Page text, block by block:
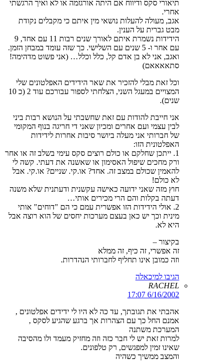
תיאורי סקס ודיווח אם היתה אורגזמה או לא ואיך הרגשתי
אחרי.
אגב, מעולה להעלות נושאי מין איתם כי מקבלים נקודת
מבט גברית על הענין.
הידידות נשמרת איתם לאורך שנים רבות 11 עם אחד, 9
עם אחר ו- 5 שנים עם השלישי. כך שזה עומד במבחן הזמן.
ואגב, אני לא בן אדם קל, כלל וכלל… (אני פשוט מדהימה!
סתאאאאם)
וכל זאת מבלי להזכיר את שאר הידידים האפלטונים שלי
המצויים במעגל השני, הצלחתי לספור עבורכם עוד 2 (כ 10
שנים).
אני חייבת להודות עם זאת שחשבתי על הנושא רבות ביני
לבין עצמי ועם אחרים ומכיון שאני די חריגה בנוף המקומי
של חברותי אני מעלה ביושר סיבות אחרות לידידות
האפלטונית הזו:
1. ייתכן שחלקם או כולם רוצים סקס עימי בשלב זה או אחר
ורק מחכים שיפול האסימון או שאשנה את דעתי. קשה לי
להאמין שכולם במצב זה. אחד? או.קי. שניים? או.קי. אבל
לא כולם!
חוץ מזה שאני ידועה כאישה עקשנית ודעתנית שלא משנה
דעתה בקלות והם הרי מכירים אותי…
2. אולי הידידות הזו אפשרית עמם כי הם "דוחים" אותי
מינית וכך יש כאן בעצם מערכות יחסים של הוא רוצה אבל
היא לא.
בקיצור –
זה אפשרי, זה כיף, זה ממלא
וזה כמובן אינו תחליף לחברותי הנהדרות.
הגיבו למיכאלה
RACHEL
6/16/2002 17:07
אהבתי את תגובתך, עד כה לא היו לי ידידים אפלטונים ,
אמנם החל כך עם הצהרות אך ברגע שהגיע לסקס ,
המערכת משתנה
למרות זאת יש לי חבר כזה וזה מחזיק מעמד ולו מהסיבה
שאינו זמין למפגשים, רק טלפונים.
והמצב ממשיך כשהיה